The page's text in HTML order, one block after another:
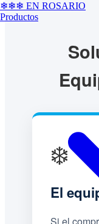
❄❄❄ EN ROSARIO
Productos
❄️
El